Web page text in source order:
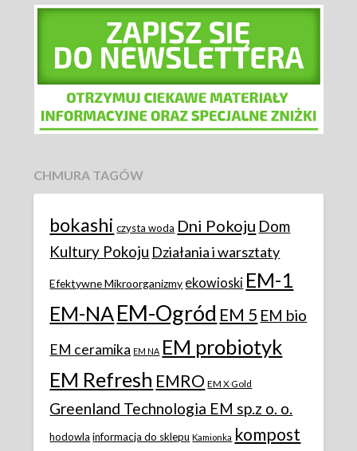
CHMURA TAGÓW
bokashi czysta woda Dni Pokoju Dom
Kultury Pokoju Działania i warsztaty
Efektywne Mikroorganizmy ekowioski EM-1
EM-NAEM-Ogród EM 5 EM bio
EM ceramika EM NA EM probiotyk
EM Refresh EMRO EM X Gold
Greenland Technologia EM sp.z o. o.
hodowla informacja do sklepu Kamionka kompost